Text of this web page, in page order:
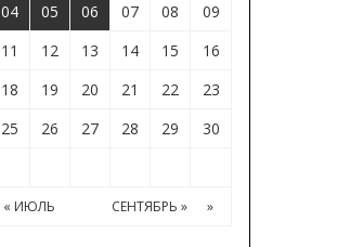
04 05 06 07 08
09
11 12 13 14 15
16
18 19 20 21 22
23
25 26 27 28 29
30
« ИЮЛЬ СЕНТЯБРЬ » »